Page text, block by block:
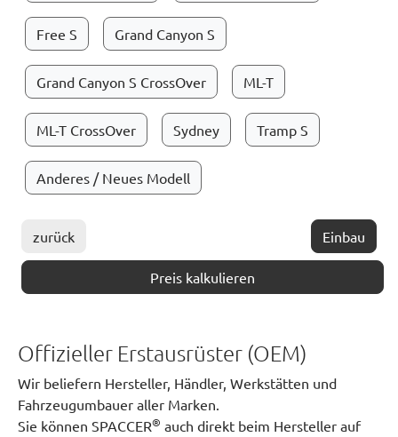
Free S Grand Canyon S
Grand Canyon S CrossOver ML-T
ML-T CrossOver Sydney Tramp S
Anderes / Neues Modell
zurück Einbau
Preis kalkulieren
Offizieller Erstausrüster (OEM)
Wir beliefern Hersteller, Händler, Werkstätten und
Fahrzeugumbauer aller Marken.
Sie können SPACCER® auch direkt beim Hersteller auf